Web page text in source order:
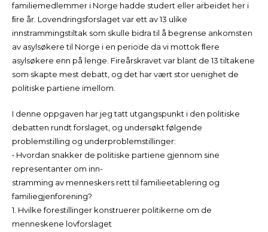
familiemedlemmer i Norge hadde studert eller arbeidet her i
ﬁre år. Lovendringsforslaget var ett av 13 ulike
innstrammingstiltak som skulle bidra til å begrense ankomsten
av asylsøkere til Norge i en periode da vi mottok ﬂere
asylsøkere enn på lenge. Fireårskravet var blant de 13 tiltakene
som skapte mest debatt, og det har vært stor uenighet de
politiske partiene imellom.
I denne oppgaven har jeg tatt utgangspunkt i den politiske
debatten rundt forslaget, og undersøkt følgende
problemstilling og underproblemstillinger:
• Hvordan snakker de politiske partiene gjennom sine
representanter om inn-
stramming av menneskers rett til familieetablering og
familiegjenforening?
1. Hvilke forestillinger konstruerer politikerne om de
menneskene lovforslaget